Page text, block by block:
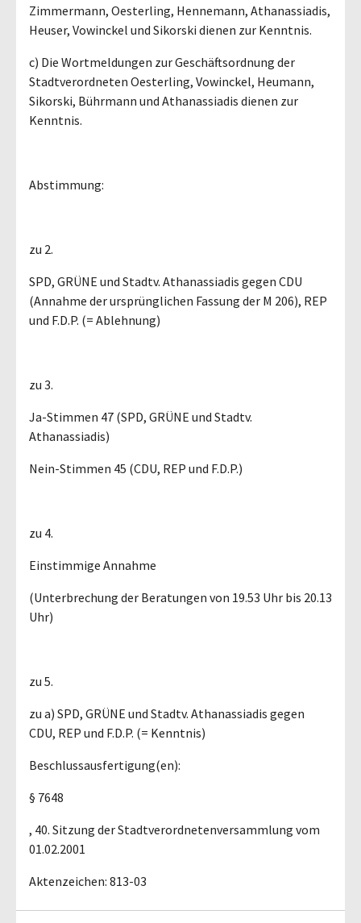
Zimmermann, Oesterling, Hennemann, Athanassiadis,
Heuser, Vowinckel und Sikorski dienen zur Kenntnis.
c) Die Wortmeldungen zur Geschäftsordnung der
Stadtverordneten Oesterling, Vowinckel, Heumann,
Sikorski, Bührmann und Athanassiadis dienen zur
Kenntnis.
Abstimmung:
zu 2.
SPD, GRÜNE und Stadtv. Athanassiadis gegen CDU
(Annahme der ursprünglichen Fassung der M 206), REP
und F.D.P. (= Ablehnung)
zu 3.
Ja-Stimmen 47 (SPD, GRÜNE und Stadtv.
Athanassiadis)
Nein-Stimmen 45 (CDU, REP und F.D.P.)
zu 4.
Einstimmige Annahme
(Unterbrechung der Beratungen von 19.53 Uhr bis 20.13
Uhr)
zu 5.
zu a) SPD, GRÜNE und Stadtv. Athanassiadis gegen
CDU, REP und F.D.P. (= Kenntnis)
Beschlussausfertigung(en):
§ 7648
, 40. Sitzung der Stadtverordnetenversammlung vom
01.02.2001
Aktenzeichen: 813-03